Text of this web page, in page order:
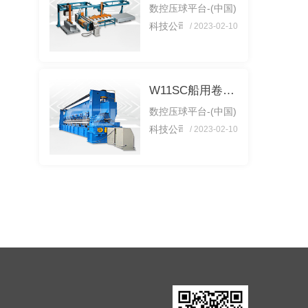
提，各...
操作前查看漏电维护
器、刀片是不是牢靠
能大，适应性强是我
提，各...
数控压球平台-(中国)
科技公司 每次使用
本。以下： 1、
操作前查看漏电维护
器、刀片是不是牢靠
/ 2023-02-10
W11SC船用卷板机
数控压球平台-(中国)
科技公司 每次使用
能大，适应性强是我
/ 2023-02-10